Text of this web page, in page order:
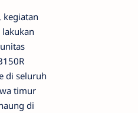
kegiatan
di seluruh
timur
di